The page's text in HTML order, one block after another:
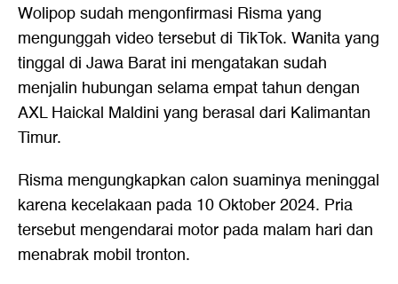
Wolipop sudah mengonfirmasi Risma yang
mengunggah video tersebut di TikTok. Wanita yang
tinggal di Jawa Barat ini mengatakan sudah
menjalin hubungan selama empat tahun dengan
AXL Haickal Maldini yang berasal dari Kalimantan
Timur.
Risma mengungkapkan calon suaminya meninggal
karena kecelakaan pada 10 Oktober 2024. Pria
tersebut mengendarai motor pada malam hari dan
menabrak mobil tronton.